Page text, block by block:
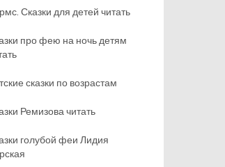
Сказки для детей читать
про фею на ночь детям
сказки по возрастам
Ремизова читать
голубой феи Лидия